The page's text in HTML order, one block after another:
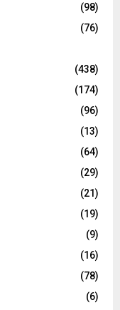
(98)
(76)
(438)
(174)
(96)
(13)
(64)
(29)
(21)
(19)
(9)
(16)
(78)
(6)